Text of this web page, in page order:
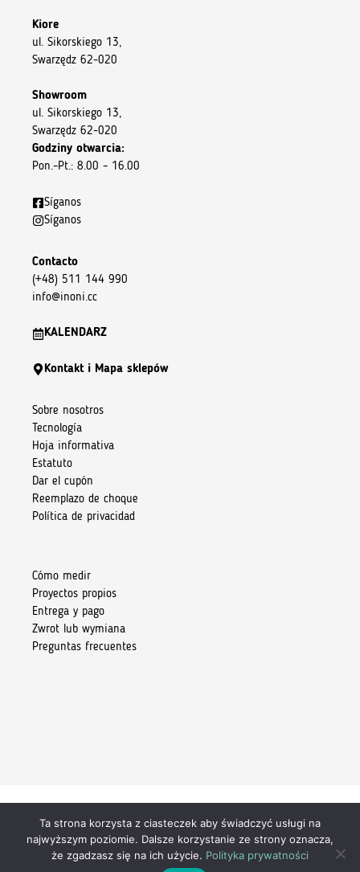
Kiore
ul. Sikorskiego 13,
Swarzędz 62-020
Showroom
ul. Sikorskiego 13,
Swarzędz 62-020
Godziny otwarcia:
Pon.–Pt.: 8.00 – 16.00
Síganos
Síganos
Contacto
(+48) 511 144 990
info@inoni.cc
KALENDARZ
Kontakt i Mapa sklepów
Sobre nosotros
Tecnología
Hoja informativa
Estatuto
Dar el cupón
Reemplazo de choque
Política de privacidad
Cómo medir
Proyectos propios
Entrega y pago
Zwrot lub wymiana
Preguntas frecuentes
Copyright 2026 © Kiore Tomasz Skoczylas
Ta strona korzysta z ciasteczek aby świadczyć usługi na
najwyższym poziomie. Dalsze korzystanie ze strony oznacza,
że zgadzasz się na ich użycie. Polityka prywatności